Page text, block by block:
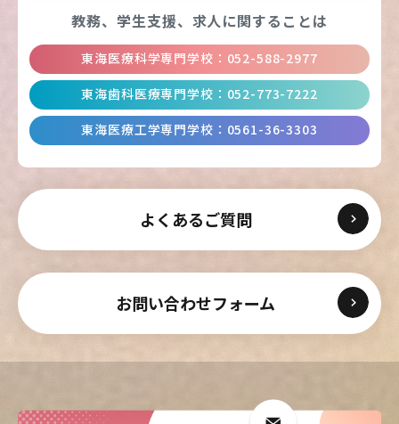
よくあるご質問
お問い合わせフォーム
教務、学生支援、 求人に関することは
東海医療科学専門学校 ： 052-588-2977
東海歯科医療専門学校 ： 052-773-7222
東海医療工学専門学校 ： 0561-36-3303